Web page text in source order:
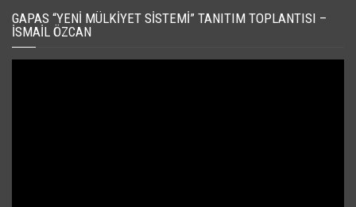
GAPAS “YENI MÜLKIYET SISTEMI” TANITIM TOPLANTISI –
İSMAIL ÖZCAN